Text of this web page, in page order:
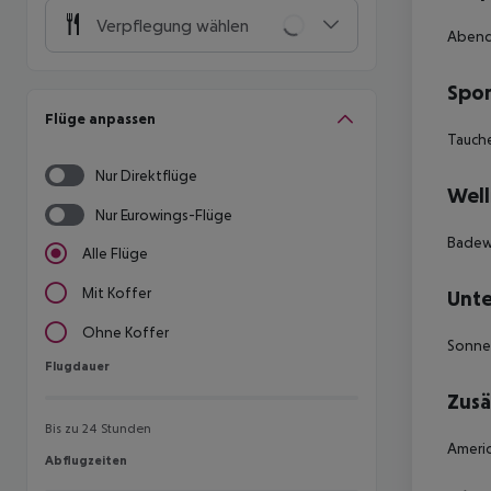
Verpflegung wählen
Flüge anpassen
Nur Direktflüge
Nur Eurowings-Flüge
Alle Flüge
Mit Koffer
Ohne Koffer
Flugdauer
Flugdauer
Bis zu 24 Stunden
Abflugzeiten
Abflugzeiten